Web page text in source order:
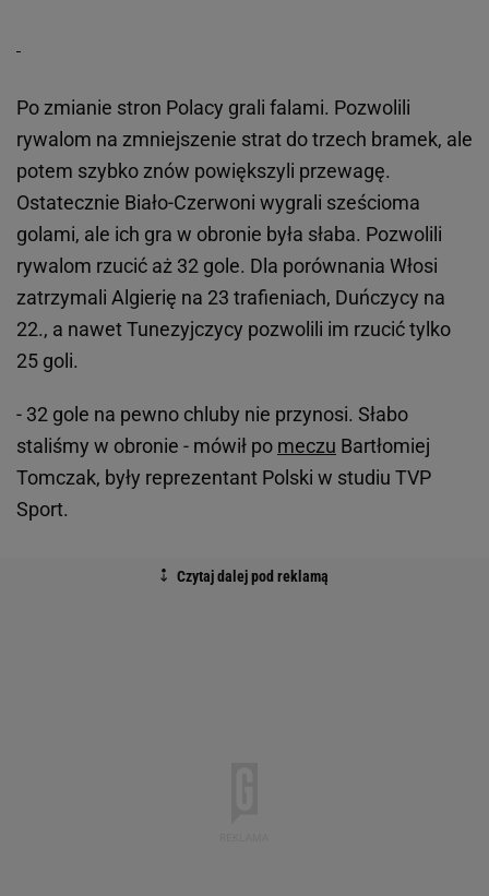
Po zmianie stron Polacy grali falami. Pozwolili
rywalom na zmniejszenie strat do trzech bramek, ale
potem szybko znów powiększyli przewagę.
Ostatecznie Biało-Czerwoni wygrali sześcioma
golami, ale ich gra w obronie była słaba. Pozwolili
rywalom rzucić aż 32 gole. Dla porównania Włosi
zatrzymali Algierię na 23 trafieniach, Duńczycy na
22., a nawet Tunezyjczycy pozwolili im rzucić tylko
25 goli.
- 32 gole na pewno chluby nie przynosi. Słabo
staliśmy w obronie - mówił po meczu Bartłomiej
Tomczak, były reprezentant Polski w studiu TVP
Sport.